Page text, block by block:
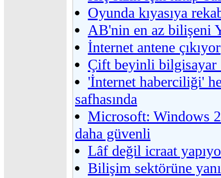
Oyunda kıyasıya
AB'nin en az bilişeni
İnternet antene çıkıyor
Çift beyinli bilgisayar
'İnternet haberciliği'
safhasında
Microsoft: Windows
daha güvenli
Lâf değil icraat
Bilişim sektörüne